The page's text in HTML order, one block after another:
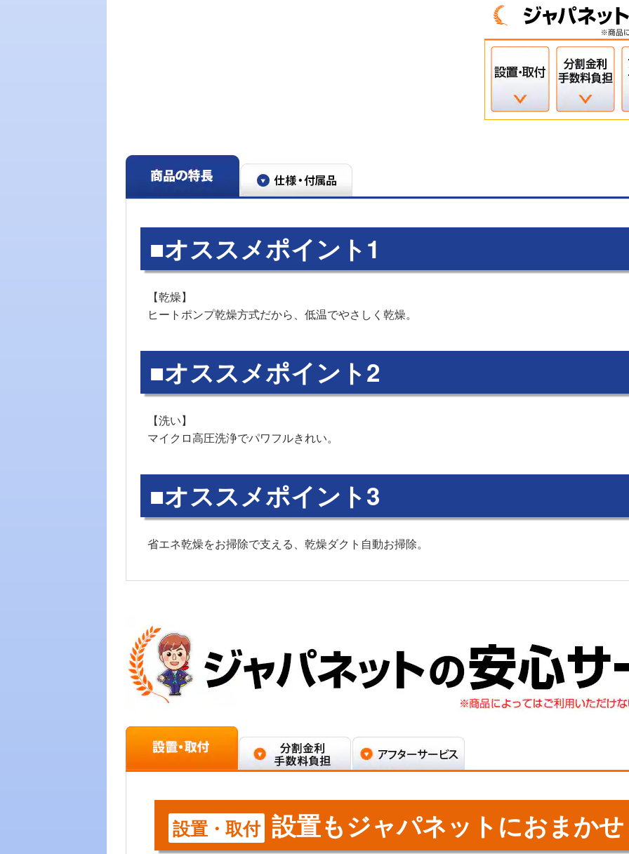
■オススメポイント1
【乾燥】
ヒートポンプ乾燥方式だから、低温でやさしく乾燥。
■オススメポイント2
【洗い】
マイクロ高圧洗浄でパワフルきれい。
■オススメポイント3
省エネ乾燥をお掃除で支える、乾燥ダクト自動お掃除。
設置・取付 設置もジャパネットにおまか